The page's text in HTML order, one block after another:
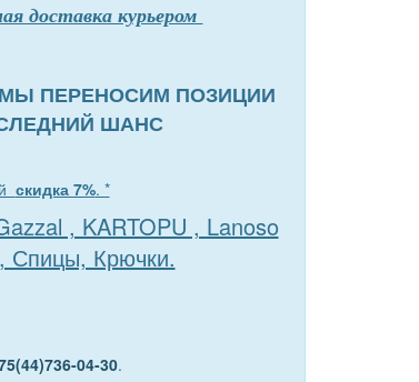
доставка курьером
ПЕРЕНОСИМ ПОЗИЦИИ
ШАНС
скидка 7%. *
, KARTOPU , Lanoso
Крючки.
04-30.